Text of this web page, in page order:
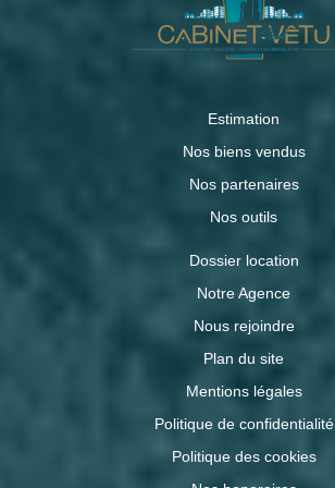
Estimation
Nos biens vendus
Nos partenaires
Nos outils
Dossier location
Notre Agence
Nous rejoindre
Plan du site
Mentions légales
Politique de confidentialité
Politique des cookies